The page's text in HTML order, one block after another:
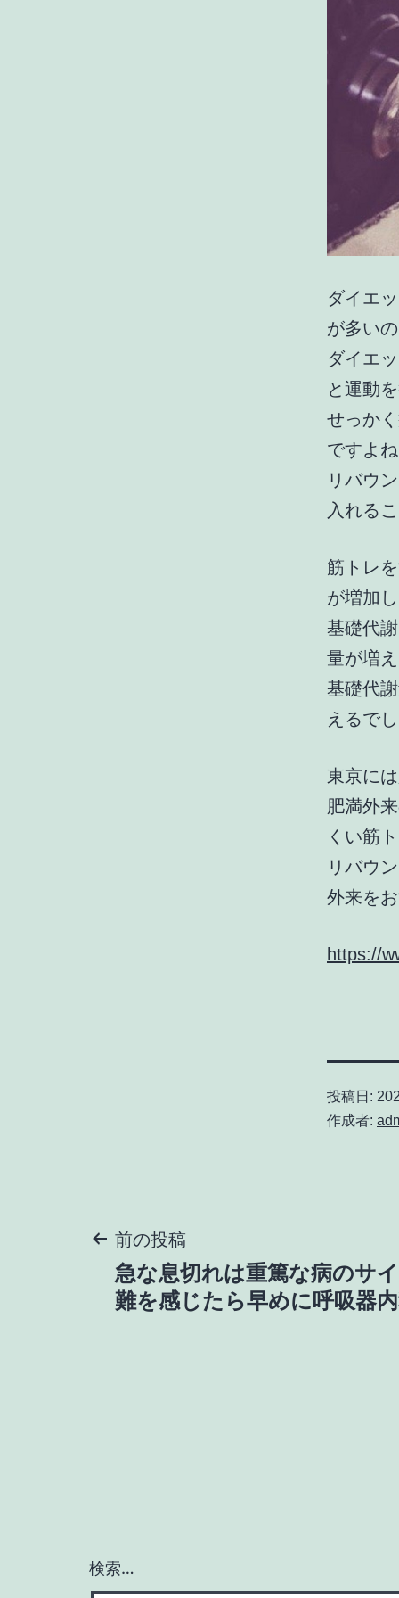
ダイエ
が多い
ダイエ
と運動
せっか
ですよ
リバウ
入れる
筋トレ
が増加
基礎代
量が増
基礎代
えるで
東京に
肥満外
くい筋
リバウ
外来を
https://
投稿日:
作成者:
投
稿
シ
前の投稿
急な息切れは重篤な病のサ
難を感じたら早めに呼吸器
検索…